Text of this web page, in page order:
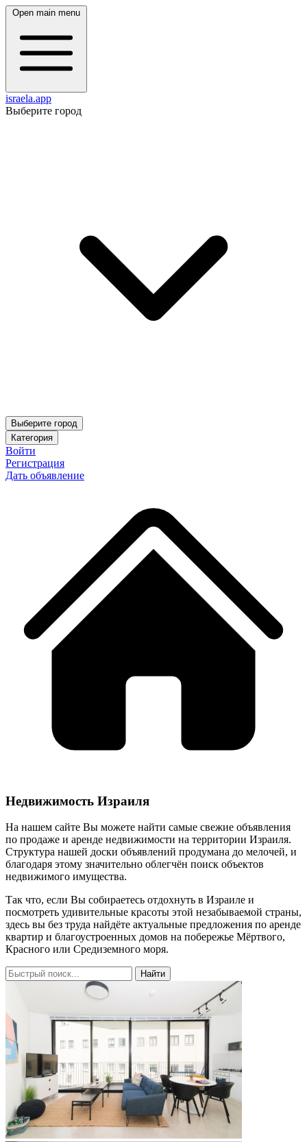
Open main menu
israela.app
Выберите город
Выберите город
Категория
Войти
Регистрация
Дать объявление
Недвижимость Израиля
На нашем сайте Вы можете найти самые свежие объявления
по продаже и аренде недвижимости на территории Израиля.
Структура нашей доски объявлений продумана до мелочей, и
благодаря этому значительно облегчён поиск объектов
недвижимого имущества.
Так что, если Вы собираетесь отдохнуть в Израиле и
посмотреть удивительные красоты этой незабываемой страны,
здесь вы без труда найдёте актуальные предложения по аренде
квартир и благоустроенных домов на побережье Мёртвого,
Красного или Средиземного моря.
Найти